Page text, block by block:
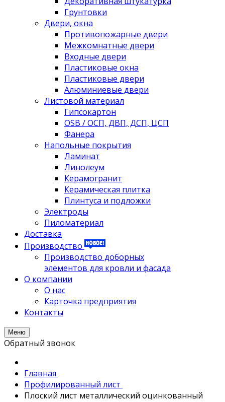
Грунтовки
Двери, окна
Противопожарные двери
Межкомнатные двери
Входные двери
Пластиковые окна
Пластиковые двери
Алюминиевые двери
Листовой материал
Гипсокартон
OSB / ОСП, ДВП, ДСП, ЦСП
Фанера
Напольные покрытия
Ламинат
Линолеум
Керамогранит
Керамическая плитка
Плинтуса и подложки
Электроды
Пиломатериал
Доставка
Производство
Производство доборных
элементов для кровли и фасада
О компании
О нас
Карточка предприятия
Контакты
Меню
Обратный звонок
Главная
Профилированный лист
Плоский лист металлический оцинкованный